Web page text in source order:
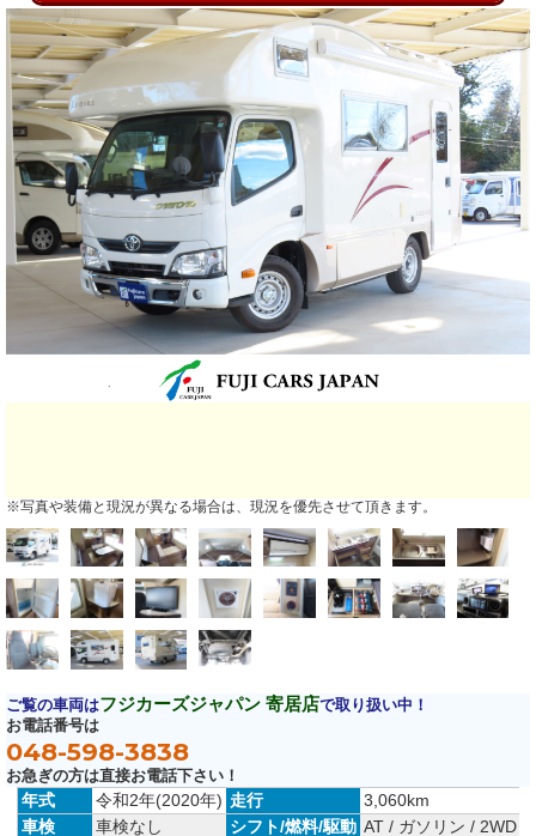
年式 令和2年(2020年) 走行
3,060km
車検
車検なし シフト/燃料/駆動 AT / ガソリン / 2WD
ご覧の車両はフジカーズジャパン 寄居店で取り扱い中！
お電話番号は
048-598-3838
お急ぎの方は直接お電話下さい！
※写真や装備と現況が異なる場合は、現況を優先させて頂きます。